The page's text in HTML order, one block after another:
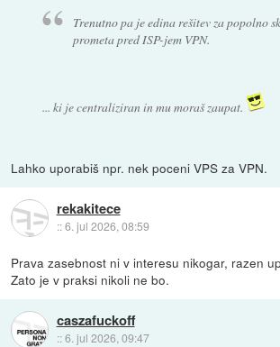
Trenutno pa je edina rešitev za popolno
prometa pred ISP-jem VPN.
... ki je centraliziran in mu moraš zaupat.
Lahko uporabiš npr. nek poceni VPS za VPN.
rekakitece
::6. jul 2026, 08:59
Prava zasebnost ni v interesu nikogar, razen
Zato je v praksi nikoli ne bo.
caszafuckoff
::6. jul 2026, 09:47